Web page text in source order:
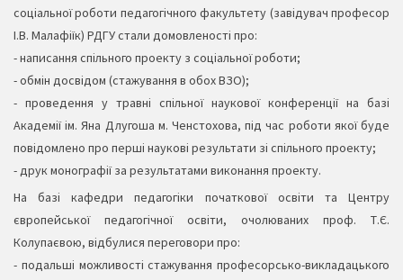
соціальної роботи педагогічного факультету (завідувач професор
І.В. Малафіїк) РДГУ стали домовленості про:
- написання спільного проекту з соціальної роботи;
- обмін досвідом (стажування в обох ВЗО);
- проведення у травні спільної наукової конференції на базі
Академії ім. Яна Длугоша м. Ченстохова, під час роботи якої буде
повідомлено про перші наукові результати зі спільного проекту;
- друк монографії за результатами виконання проекту.
На базі кафедри педагогіки початкової освіти та Центру
європейської педагогічної освіти, очолюваних проф. Т.Є.
Колупаєвою, відбулися переговори про:
- подальші можливості стажування професорсько-викладацького